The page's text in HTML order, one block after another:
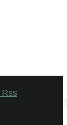
Rss